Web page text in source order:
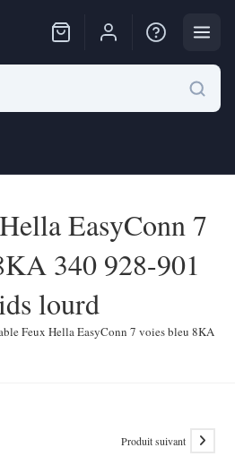
EasyConn 7
340 928-901
lourd
Feux Hella EasyConn 7 voies bleu 8KA
Produit suivant